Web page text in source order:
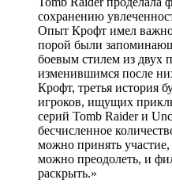
сохранению
Опыт Крофт имел
порой были
боевым стилем из двух
изменившимся после
Крофт, третья история
игроков, ищущих
серий Tomb Raider и
бесчисленное
можно принять
можно преодолеть, и
раскрыть.»